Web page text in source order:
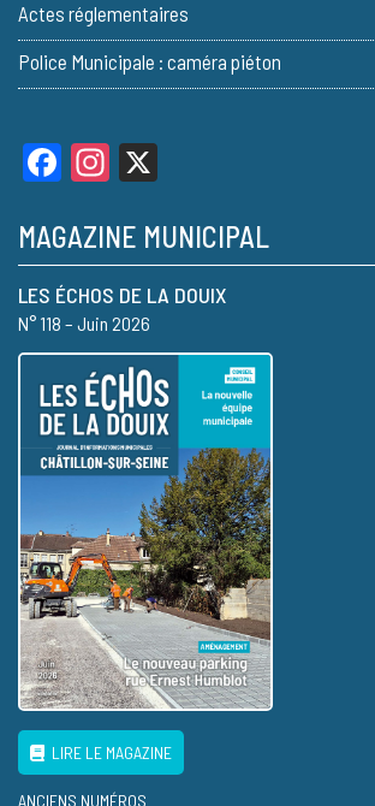
Actes réglementaires
Police Municipale : caméra piéton
FacebookInstagram
MAGAZINE MUNICIPAL
LES ÉCHOS DE LA DOUIX
N° 118 – Juin 2026
LIRE LE MAGAZINE
ANCIENS NUMÉROS